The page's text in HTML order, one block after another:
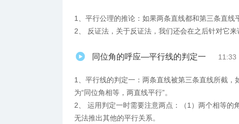
1、平行公理的推论：如果两条直线都和第三条直线
2、 反证法，关于反证法，我们还会在之后针对它
同位角的呼应—平行线的判定一 11:33
1、平行线的判定一：两条直线被第三条直线所截
为“同位角相等，两直线平行”。
2、 运用判定一时需要注意两点：（1）两个相等的
无法推出其他的平行关系。